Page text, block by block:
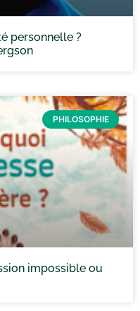
personnelle ?
PHILOSOPHIE
impossible ou